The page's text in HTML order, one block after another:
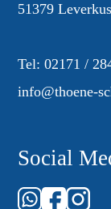
51379
Tel:02171 /
info@thoene-
Social